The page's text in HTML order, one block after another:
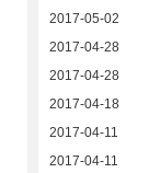
2017-05-02
2017-04-28
2017-04-28
2017-04-18
2017-04-11
2017-04-11